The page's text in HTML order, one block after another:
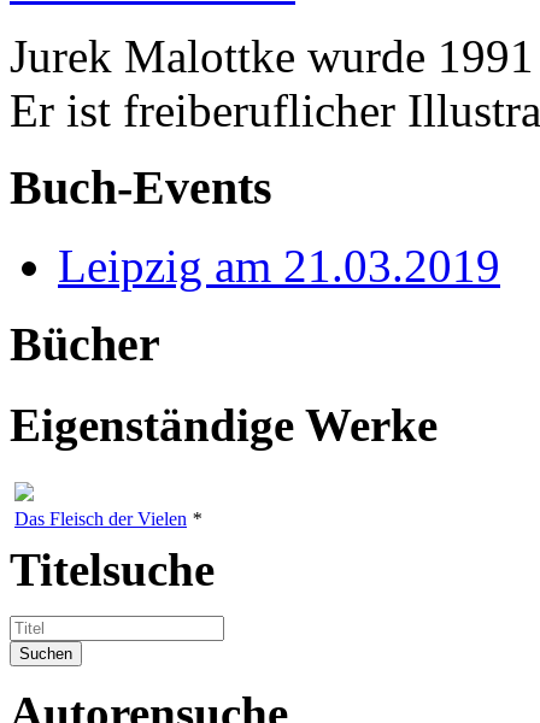
Jurek Malottke wurde
Er ist freiberuflicher
Buch-Events
Leipzig am 21.03.2019
Bücher
Eigenständige Werke
Das Fleisch der Vielen *
Titelsuche